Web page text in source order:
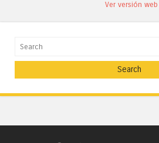
Ver versión web
Search